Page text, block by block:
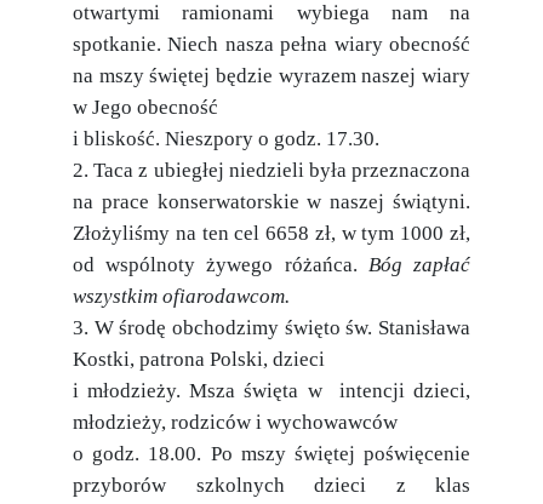
otwartymi ramionami wybiega nam na
spotkanie. Niech nasza pełna wiary obecność
na mszy świętej będzie wyrazem naszej wiary
w Jego obecność
i bliskość. Nieszpory o godz. 17.30.
2. Taca z ubiegłej niedzieli była przeznaczona
na prace konserwatorskie w naszej świątyni.
Złożyliśmy na ten cel 6658 zł, w tym 1000 zł,
od wspólnoty żywego różańca. Bóg zapłać
wszystkim ofiarodawcom.
3. W środę obchodzimy święto św. Stanisława
Kostki, patrona Polski, dzieci
i młodzieży. Msza święta w intencji dzieci,
młodzieży, rodziców i wychowawców
o godz. 18.00. Po mszy świętej poświęcenie
przyborów szkolnych dzieci z klas